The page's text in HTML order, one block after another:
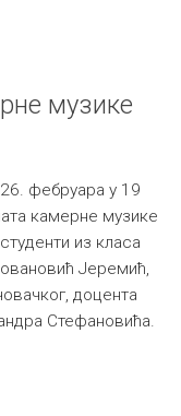
музике
26. фебруара у 19
камерне музике
из класа
Јеремић,
доцента
Стефановића.